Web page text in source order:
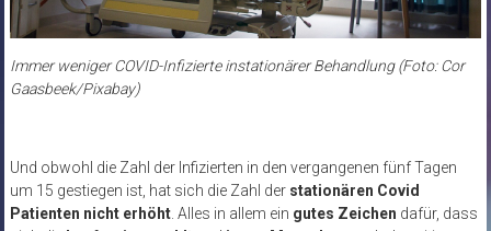
Immer weniger COVID-Infizierte instationärer Behandlung (Foto: Cor
Gaasbeek/Pixabay)
Und obwohl die Zahl der Infizierten in den vergangenen fünf Tagen
um 15 gestiegen ist, hat sich die Zahl der stationären Covid
Patienten nicht erhöht. Alles in allem ein gutes Zeichen dafür, dass